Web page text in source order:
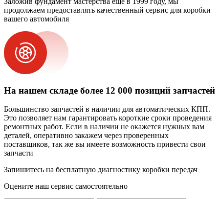
продолжаем предоставлять качественный сервис для коробки
вашего автомобиля
На нашем складе более 12 000 позиций запчастей
Большинство запчастей в наличии для автоматических КПП.
Это позволяет нам гарантировать короткие сроки проведения
ремонтных работ. Если в наличии не окажется нужных вам
деталей, оперативно закажем через проверенных
поставщиков, так же вы имеете возможность привести свои
запчасти
Запишитесь на бесплатную диагностику коробки передач
Оцените наш сервис самостоятельно